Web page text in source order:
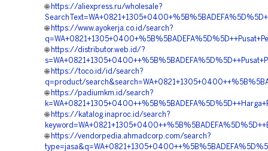
🌐 https://aliexpress.ru/wholesale?
🌐 https://www.ayokerja.co.id/search?
🌐 https://distributor.web.id/?
🌐 https://toco.id/id/search?
q=product/
🌐 https://padiumkm.id/search?
🌐 https://katalog.inaproc.id/search?
🌐 https://vendorpedia.ahmadcorp.com/search?